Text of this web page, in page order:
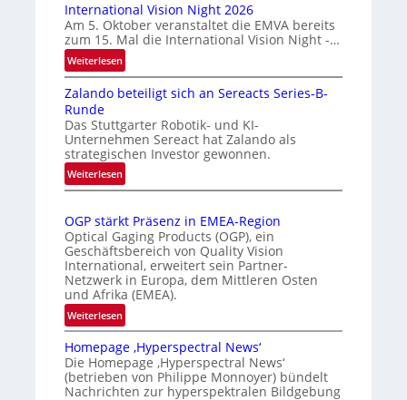
r
k
n
e
r
k
e
n
n
g
t
o
a
t
s
i
r
e
K
o
n
o
l
l
International Vision Night 2026
Am 5. Oktober veranstaltet die EMVA bereits
zum 15. Mal die International Vision Night -…
Weiterlesen:
I
n
e
r
n
a
o
n
a
l
V
i
s
i
o
n
Zalando beteiligt sich an Sereacts Series-B-
Runde
Das Stuttgarter Robotik- und KI-
Unternehmen Sereact hat Zalando als
strategischen Investor gewonnen.
Weiterlesen:
Z
l
a
n
d
o
b
e
t
e
i
l
OGP stärkt Präsenz in EMEA-Region
Optical Gaging Products (OGP), ein
Geschäftsbereich von Quality Vision
International, erweitert sein Partner-
Netzwerk in Europa, dem Mittleren Osten
und Afrika (EMEA).
Weiterlesen:
O
G
P
s
Homepage ‚Hyperspectral News‘
Die Homepage ‚Hyperspectral News‘
(betrieben von Philippe Monnoyer) bündelt
Nachrichten zur hyperspektralen Bildgebung